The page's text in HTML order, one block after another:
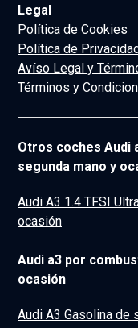
Legal
Política de Cookies
Política de Privacidad
Avíso Legal y
Términos y
Otros coches Audi
segunda mano y
Audi A3 1.4 TFSI
ocasión
Audi a3 por
ocasión
Audi A3 Gasolina de